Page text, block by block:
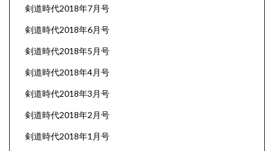
剣道時代2018年7月号
剣道時代2018年6月号
剣道時代2018年5月号
剣道時代2018年4月号
剣道時代2018年3月号
剣道時代2018年2月号
剣道時代2018年1月号